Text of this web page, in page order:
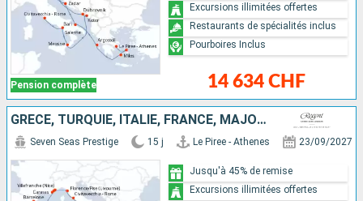
Pension complète 14 634 CHF
Excursions illimitées offertes
Restaurants de spécialités inclus
Pourboires Inclus
GRÈCE, TURQUIE, ITALIE, FRANCE, MAJORQUE, ESPAGNE
Seven Seas Prestige 15 j Le Piree - Athenes 23/09/2027
Jusqu'à 45% de remise
Excursions illimitées offertes